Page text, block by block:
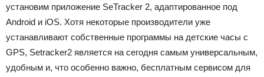
установим приложение SeTracker 2, адаптированное под
Android и iOS. Хотя некоторые производители уже
устанавливают собственные программы на детские часы с
GPS, Setracker2 является на сегодня самым универсальным,
удобным и, что особенно важно, бесплатным сервисом для